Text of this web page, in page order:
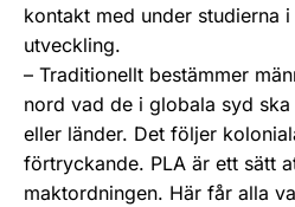
kontakt med under studierna
utveckling.
– Traditionellt bestämmer
nord vad de i globala syd
eller länder. Det följer
förtryckande. PLA är ett sätt
maktordningen. Här får alla